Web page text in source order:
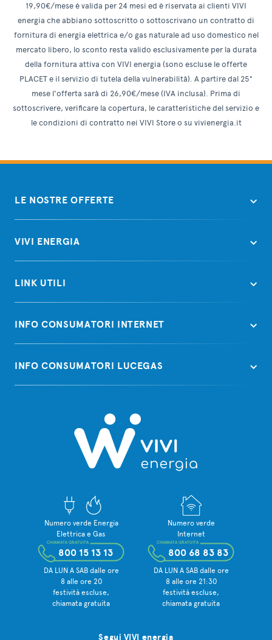
19,90€/mese è valida per 24 mesi ed è riservata ai clienti VIVI
energia che abbiano sottoscritto o sottoscrivano un contratto di
fornitura di energia elettrica e/o gas naturale ad uso domestico nel
mercato libero, lo sconto resta valido esclusivamente per la durata
della fornitura attiva con VIVI energia (sono escluse le offerte
PLACET e il servizio di tutela della vulnerabilità). A partire dal 25°
mese l'offerta sarà di 26,90€/mese (IVA inclusa). Prima di
sottoscrivere, verificare la copertura, le caratteristiche del servizio e
le condizioni di contratto nei VIVI Store o su vivienergia.it
LE NOSTRE OFFERTE
VIVI ENERGIA
LINK UTILI
INFO CONSUMATORI INTERNET
INFO CONSUMATORI LUCEGAS
Numero verde Energia
Elettrica e Gas
800 15 13 13
CHIAMATA GRATUITA
DA LUN A SAB dalle ore
8 alle ore 20
festività escluse,
chiamata gratuita
Numero verde
Internet
800 68 83 83
CHIAMATA GRATUITA
DA LUN A SAB dalle ore
8 alle ore 21:30
festività escluse,
chiamata gratuita
Segui VIVI energia